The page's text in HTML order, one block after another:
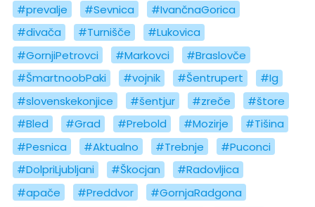
#prevalje
#Sevnica
#IvančnaGorica
#divača
#Turnišče
#Lukovica
#GornjiPetrovci
#Markovci
#Braslovče
#ŠmartnoobPaki
#vojnik #Šentrupert
#Ig
#slovenskekonjice
#šentjur #zreče
#štore
#Bled
#Grad #Prebold #Mozirje
#Tišina
#Pesnica
#Aktualno #Trebnje
#Puconci
#DolpriLjubljani
#Škocjan
#Radovljica
#apače
#Preddvor
#GornjaRadgona